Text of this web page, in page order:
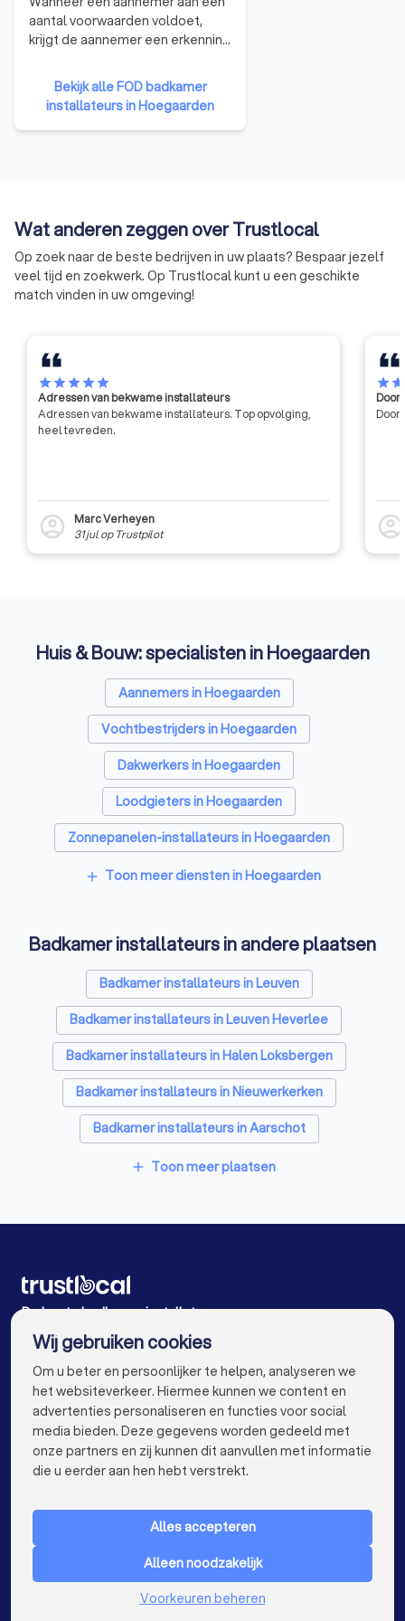
aantal voorwaarden voldoet,
krijgt de aannemer een erkenning
minister op advies van de
federale erkenningscommissie.
De erkenning geeft aan de
aanbestedende overheden het
kwaliteitslabel.
Bekijk alle FOD badkamer
installateurs in Hoegaarden
Wat anderen zeggen over Trustlocal
Op zoek naar de beste bedrijven in uw plaats? Bespaar jezelf
veel tijd en zoekwerk. Op Trustlocal kunt u een geschikte
match vinden in uw omgeving!
starstarstarstarstar
Adressen van bekwame installateurs
Adressen van bekwame installateurs. Top opvolging,
heel tevreden.
account_circle
Marc Verheyen
31 julop Trustpilot
starstar
Door
Door
account_circle
Huis & Bouw: specialisten in Hoegaarden
Aannemers in Hoegaarden
Vochtbestrijders in Hoegaarden
Dakwerkers in Hoegaarden
Loodgieters in Hoegaarden
Zonnepanelen-installateurs in Hoegaarden
Vloerverwarming-installateurs in Hoegaarden
Ramen en deuren specialisten in Hoegaarden
Laadpaal installateurs in Hoegaarden
Zonwering specialisten in Hoegaarden
Schrijnwerkers in Hoegaarden
Warmtepomp installateurs in Hoegaarden
Glashandels in Hoegaarden
EPC-keurders in Hoegaarden
add Toon meer diensten in Hoegaarden
Badkamer installateurs in andere plaatsen
Badkamer installateurs in Leuven
Badkamer installateurs in Leuven Heverlee
Badkamer installateurs in Halen Loksbergen
Badkamer installateurs in Nieuwerkerken
Badkamer installateurs in Aarschot
Badkamer installateurs in Herk-de-Stad
Badkamer installateurs in Tremelo
Badkamer installateurs in Antwerpen
Badkamer installateurs in Gent
Badkamer installateurs in Brugge
Badkamer installateurs in Aalst
Badkamer installateurs in Kortrijk
Badkamer installateurs in Hasselt
Badkamer installateurs in Sint-Niklaas
add Toon meer plaatsen
De beste badkamer installateurs voor u
VOOR PARTICULIEREN keyboard_arrow_down
Nederland
Wij gebruiken cookies
Om u beter en persoonlijker te helpen, analyseren we
het websiteverkeer. Hiermee kunnen we content en
advertenties personaliseren en functies voor social
media bieden. Deze gegevens worden gedeeld met
onze partners en zij kunnen dit aanvullen met informatie
die u eerder aan hen hebt verstrekt.
Alles accepteren
Alleen noodzakelijk
Voorkeuren beheren